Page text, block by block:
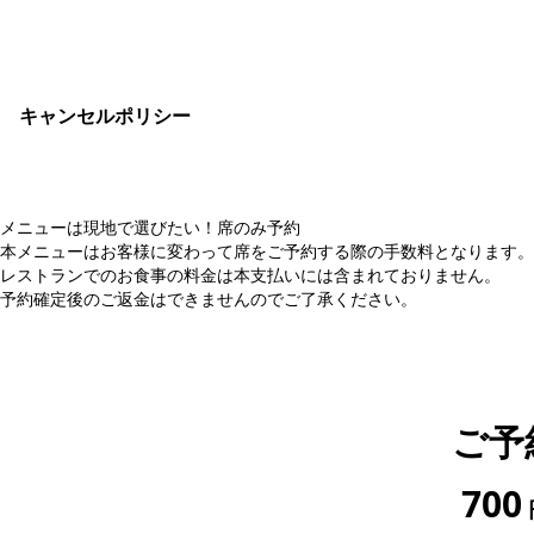
キャンセルポリシー
メニューは現地で選びたい！席のみ予約
本メニューはお客様に変わって席をご予約する際の手数料となります。
レストランでのお食事の料金は本支払いには含まれておりません。
予約確定後のご返金はできませんのでご了承ください。
ご予
700